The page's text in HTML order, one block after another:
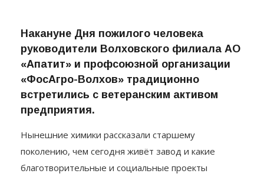
Накануне Дня пожилого человека
руководители Волховского филиала АО
«Апатит» и профсоюзной организации
«ФосАгро-Волхов» традиционно
встретились с ветеранским активом
предприятия.
Нынешние химики рассказали старшему
поколению, чем сегодня живёт завод и какие
благотворительные и социальные проекты